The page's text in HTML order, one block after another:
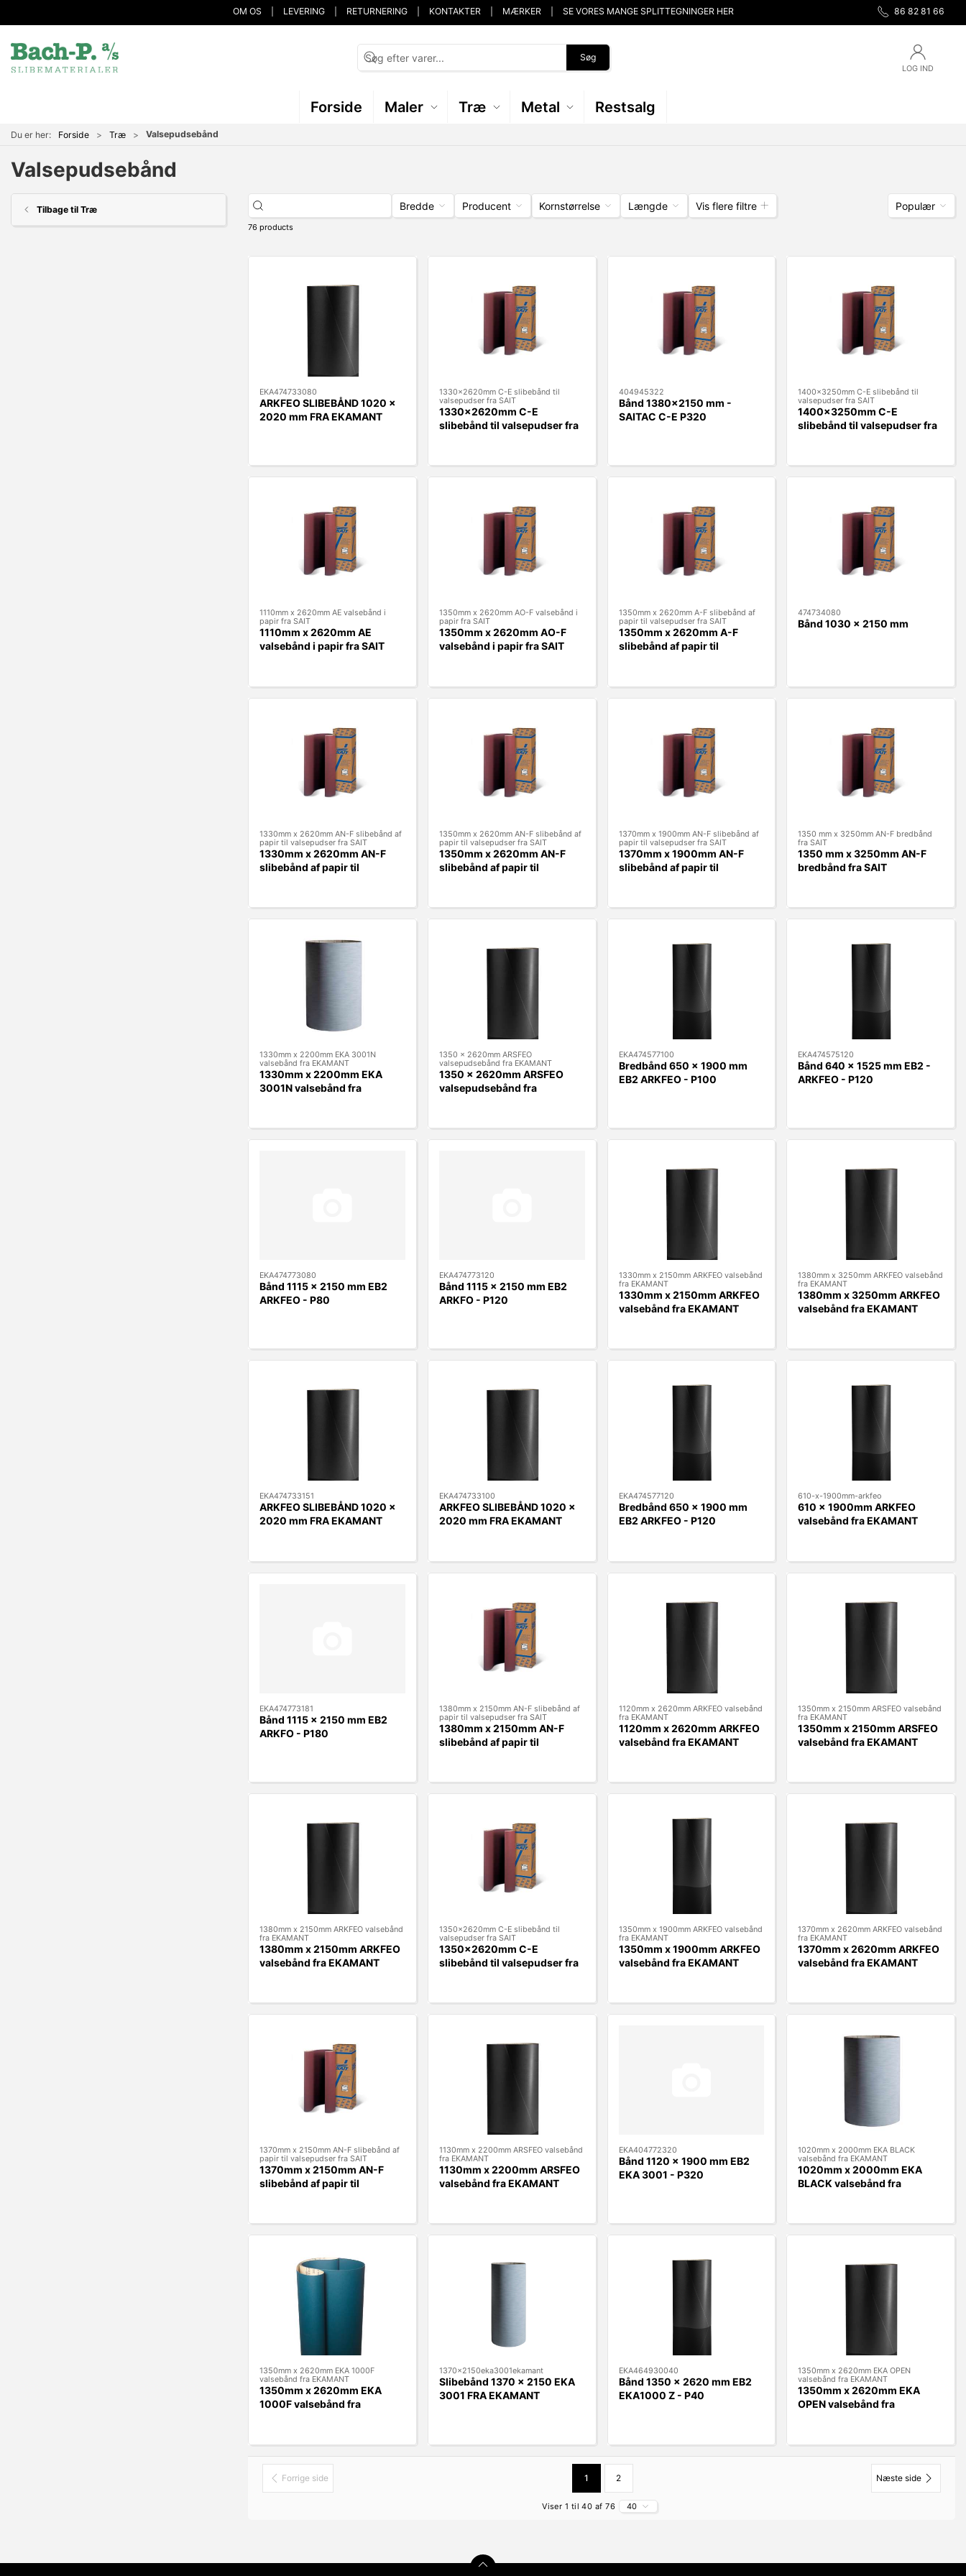
OM OS LEVERING RETURNERING KONTAKTER MÆRKER SE VORES MANGE SPLITTEGNINGER HER 86 82 81 66
Søg
LOG IND
Forside Maler Træ Metal Restsalg
Du er her: Forside Træ Valsepudsebånd
Valsepudsebånd
Tilbage til Træ Bredde Producent Kornstørrelse Længde Vis flere filtre Populær
76 products
EKA474733080
ARKFEO SLIBEBÅND 1020 x
2020 mm FRA EKAMANT
1330x2620mm C-E slibebånd til
valsepudser fra SAIT
1330x2620mm C-E
slibebånd til valsepudser fra
404945322
Bånd 1380x2150 mm -
SAITAC C-E P320
1400x3250mm C-E slibebånd til
valsepudser fra SAIT
1400x3250mm C-E
slibebånd til valsepudser fra
1110mm x 2620mm AE valsebånd i
papir fra SAIT
1110mm x 2620mm AE
valsebånd i papir fra SAIT
1350mm x 2620mm AO-F valsebånd i
papir fra SAIT
1350mm x 2620mm AO-F
valsebånd i papir fra SAIT
1350mm x 2620mm A-F slibebånd af
papir til valsepudser fra SAIT
1350mm x 2620mm A-F
slibebånd af papir til
474734080
Bånd 1030 x 2150 mm
1330mm x 2620mm AN-F slibebånd af
papir til valsepudser fra SAIT
1330mm x 2620mm AN-F
slibebånd af papir til
1350mm x 2620mm AN-F slibebånd af
papir til valsepudser fra SAIT
1350mm x 2620mm AN-F
slibebånd af papir til
1370mm x 1900mm AN-F slibebånd af
papir til valsepudser fra SAIT
1370mm x 1900mm AN-F
slibebånd af papir til
1350 mm x 3250mm AN-F bredbånd
fra SAIT
1350 mm x 3250mm AN-F
bredbånd fra SAIT
1330mm x 2200mm EKA 3001N
valsebånd fra EKAMANT
1330mm x 2200mm EKA
3001N valsebånd fra
1350 x 2620mm ARSFEO
valsepudsebånd fra EKAMANT
1350 x 2620mm ARSFEO
valsepudsebånd fra
EKA474577100
Bredbånd 650 x 1900 mm
EB2 ARKFEO - P100
EKA474575120
Bånd 640 x 1525 mm EB2 -
ARKFEO - P120
EKA474773080
Bånd 1115 x 2150 mm EB2
ARKFEO - P80
EKA474773120
Bånd 1115 x 2150 mm EB2
ARKFO - P120
1330mm x 2150mm ARKFEO valsebånd
fra EKAMANT
1330mm x 2150mm ARKFEO
valsebånd fra EKAMANT
1380mm x 3250mm ARKFEO valsebånd
fra EKAMANT
1380mm x 3250mm ARKFEO
valsebånd fra EKAMANT
EKA474733151
ARKFEO SLIBEBÅND 1020 x
2020 mm FRA EKAMANT
EKA474733100
ARKFEO SLIBEBÅND 1020 x
2020 mm FRA EKAMANT
EKA474577120
Bredbånd 650 x 1900 mm
EB2 ARKFEO - P120
610-x-1900mm-arkfeo
610 x 1900mm ARKFEO
valsebånd fra EKAMANT
EKA474773181
Bånd 1115 x 2150 mm EB2
ARKFO - P180
1380mm x 2150mm AN-F slibebånd af
papir til valsepudser fra SAIT
1380mm x 2150mm AN-F
slibebånd af papir til
1120mm x 2620mm ARKFEO valsebånd
fra EKAMANT
1120mm x 2620mm ARKFEO
valsebånd fra EKAMANT
1350mm x 2150mm ARSFEO valsebånd
fra EKAMANT
1350mm x 2150mm ARSFEO
valsebånd fra EKAMANT
1380mm x 2150mm ARKFEO valsebånd
fra EKAMANT
1380mm x 2150mm ARKFEO
valsebånd fra EKAMANT
1350x2620mm C-E slibebånd til
valsepudser fra SAIT
1350x2620mm C-E
slibebånd til valsepudser fra
1350mm x 1900mm ARKFEO valsebånd
fra EKAMANT
1350mm x 1900mm ARKFEO
valsebånd fra EKAMANT
1370mm x 2620mm ARKFEO valsebånd
fra EKAMANT
1370mm x 2620mm ARKFEO
valsebånd fra EKAMANT
1370mm x 2150mm AN-F slibebånd af
papir til valsepudser fra SAIT
1370mm x 2150mm AN-F
slibebånd af papir til
1130mm x 2200mm ARSFEO valsebånd
fra EKAMANT
1130mm x 2200mm ARSFEO
valsebånd fra EKAMANT
EKA404772320
Bånd 1120 x 1900 mm EB2
EKA 3001 - P320
1020mm x 2000mm EKA BLACK
valsebånd fra EKAMANT
1020mm x 2000mm EKA
BLACK valsebånd fra
1350mm x 2620mm EKA 1000F
valsebånd fra EKAMANT
1350mm x 2620mm EKA
1000F valsebånd fra
1370x2150eka3001ekamant
Slibebånd 1370 x 2150 EKA
3001 FRA EKAMANT
EKA464930040
Bånd 1350 x 2620 mm EB2
EKA1000 Z - P40
1350mm x 2620mm EKA OPEN
valsebånd fra EKAMANT
1350mm x 2620mm EKA
OPEN valsebånd fra
Forrige side 1 2 Næste side
Viser 1 til 40 af 76 40